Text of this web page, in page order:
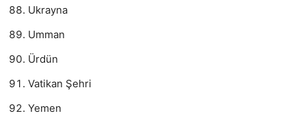
Ukrayna
Umman
Ürdün
Vatikan Şehri
Yemen